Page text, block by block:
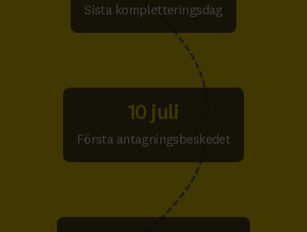
Sista kompletteringsdag
10 juli
Första antagningsbeskedet